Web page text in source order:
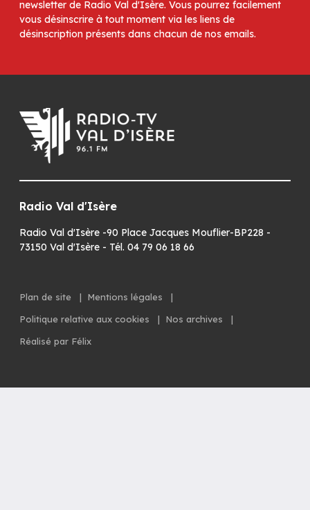
newsletter de Radio Val d'Isère. Vous pourrez facilement
vous désinscrire à tout moment via les liens de
désinscription présents dans chacun de nos emails.
Radio Val d'Isère
Radio Val d'Isère -90 Place Jacques Mouflier-BP228 -
73150 Val d'Isère - Tél. 04 79 06 18 66
Plan de site | Mentions légales
|
Politique relative aux cookies
| Nos archives
|
Réalisé par Félix